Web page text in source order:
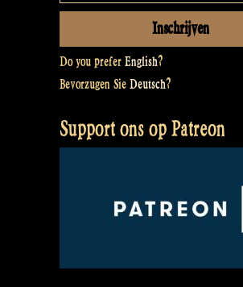
Do you prefer English?
Bevorzugen Sie Deutsch?
Support ons op Patreon